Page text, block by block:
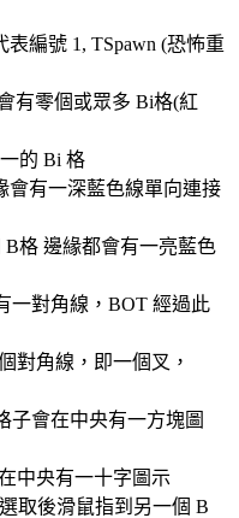
表編號 1, TSpawn (恐怖重
有零個或眾多 Bi格(紅
的 Bi 格
會有一深藍色線單向連接
格 邊緣都會有一亮藍色
一對角線，BOT 經過此
對角線，即一個叉，
子會在中央有一方塊圖
中央有一十字圖示
取後滑鼠指到另一個 B